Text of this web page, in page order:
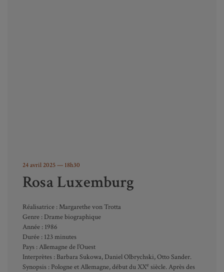
24 avril 2025— 18h30
Rosa Luxemburg
Réalisatrice : Margarethe von Trotta
Genre : Drame biographique
Année : 1986
Durée : 123 minutes
Pays : Allemagne de l’Ouest
Interprètes : Barbara Sukowa, Daniel Olbrychski, Otto Sander.
Synopsis : Pologne et Allemagne, début du XXe siècle. Après des